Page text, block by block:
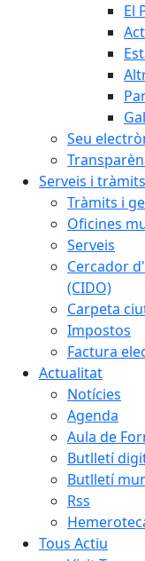
El
Seu
Serveis i tràmits
Tràmits i
Oficines
Serveis
Cercador
(CIDO)
Carpeta
Impostos
Factura
Actualitat
Notícies
Agenda
Aula de
Butlletí
Butlletí
Rss
Tous Actiu